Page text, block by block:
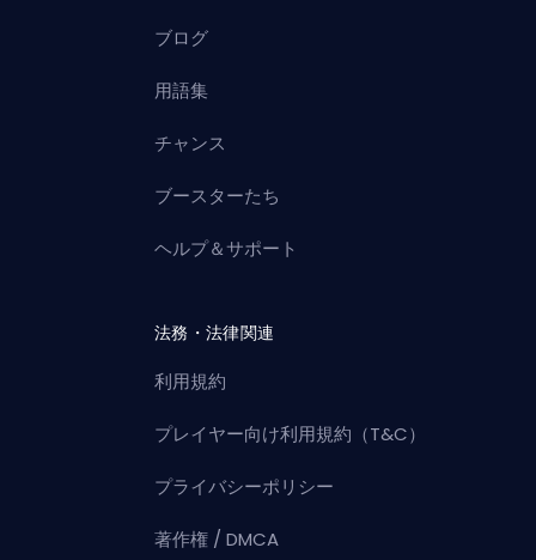
ブログ
用語集
チャンス
ブースターたち
ヘルプ＆サポート
法務・法律関連
利用規約
プレイヤー向け利用規約（T&C）
プライバシーポリシー
著作権 / DMCA